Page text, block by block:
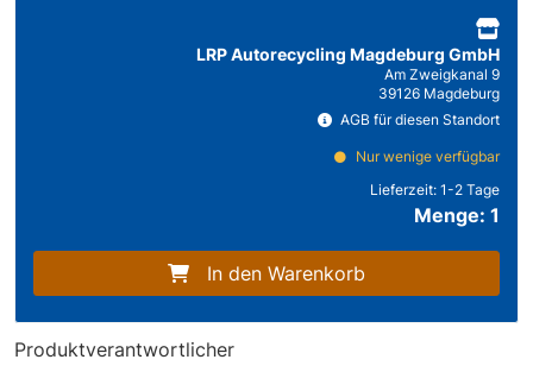
LRP Autorecycling Magdeburg GmbH
Am Zweigkanal 9
39126 Magdeburg
AGB für diesen Standort
Nur wenige verfügbar
Lieferzeit: 1-2 Tage
Menge: 1
In den Warenkorb
Produktverantwortlicher